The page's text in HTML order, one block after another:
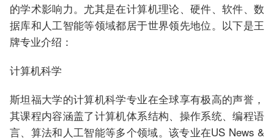
的学术影响力。尤其是在计算机理论、硬件、软件、数
据库和人工智能等领域都居于世界领先地位。以下是王
牌专业介绍：
计算机科学
斯坦福大学的计算机科学专业在全球享有极高的声誉，
其课程内容涵盖了计算机体系结构、操作系统、编程语
言、算法和人工智能等多个领域。该专业在US News &